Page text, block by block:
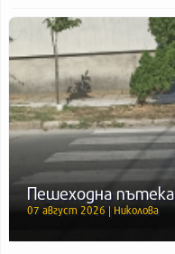
Пешеходна пътека
07 август 2026 | Николова